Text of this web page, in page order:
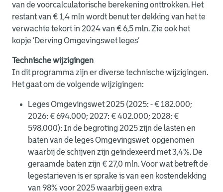
van de voorcalculatorische berekening onttrokken. Het
restant van € 1,4 mln wordt benut ter dekking van het te
verwachte tekort in 2024 van € 6,5 mln.Zie ook het
kopje ‘Derving Omgevingswet leges’
Technische wijzigingen
In dit programma zijn er diverse technische wijzigingen.
Het gaat om de volgende wijzigingen:
Leges Omgevingswet 2025 (2025: - € 182.000;
2026: € 694.000; 2027: € 402.000; 2028: €
598.000): In de begroting 2025 zijn de lasten en
baten van de leges Omgevingswet opgenomen
waarbij de schijven zijn geïndexeerd met 3,4%. De
geraamde baten zijn € 27,0 mln. Voor wat betreft de
legestarieven is er sprake is van een kostendekking
van 98% voor 2025 waarbij geen extra